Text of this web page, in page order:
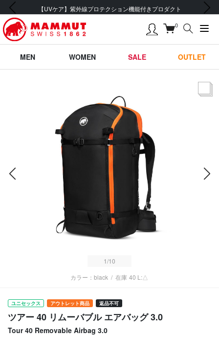
会員登録で【5,500円 (税込) 以上 送料無料】
前の画像 次の画像
0
MEN WOMEN SALE OUTLET
1/10
カラー：black / 在庫 40 L:△
ユニセックス アウトレット商品 返品不可
ツアー 40 リムーバブル エアバッグ 3.0
Tour 40 Removable Airbag 3.0